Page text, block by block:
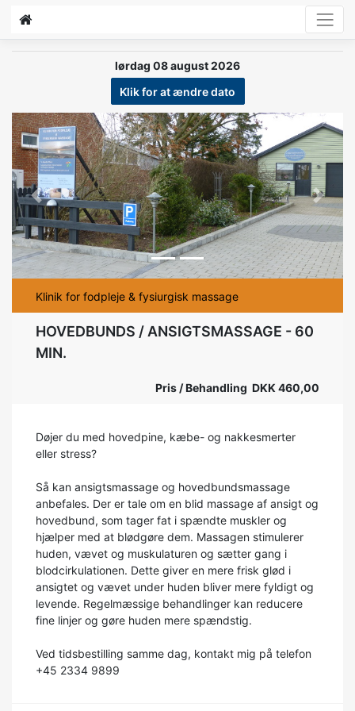
lørdag 08 august 2026
Klik for at ændre dato
Previous Next
Klinik for fodpleje & fysiurgisk massage
HOVEDBUNDS / ANSIGTSMASSAGE - 60
MIN.
Pris / Behandling DKK 460,00
Døjer du med hovedpine, kæbe- og nakkesmerter
eller stress?
Så kan ansigtsmassage og hovedbundsmassage
anbefales. Der er tale om en blid massage af ansigt og
hovedbund, som tager fat i spændte muskler og
hjælper med at blødgøre dem. Massagen stimulerer
huden, vævet og muskulaturen og sætter gang i
blodcirkulationen. Dette giver en mere frisk glød i
ansigtet og vævet under huden bliver mere fyldigt og
levende. Regelmæssige behandlinger kan reducere
fine linjer og gøre huden mere spændstig.
Ved tidsbestilling samme dag, kontakt mig på telefon
+45 2334 9899